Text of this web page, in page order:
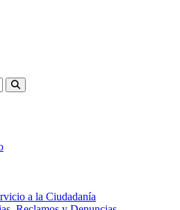
a la Ciudadanía